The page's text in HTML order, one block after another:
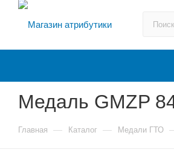
Медаль GMZP
Главная — Каталог — Медали ГТО